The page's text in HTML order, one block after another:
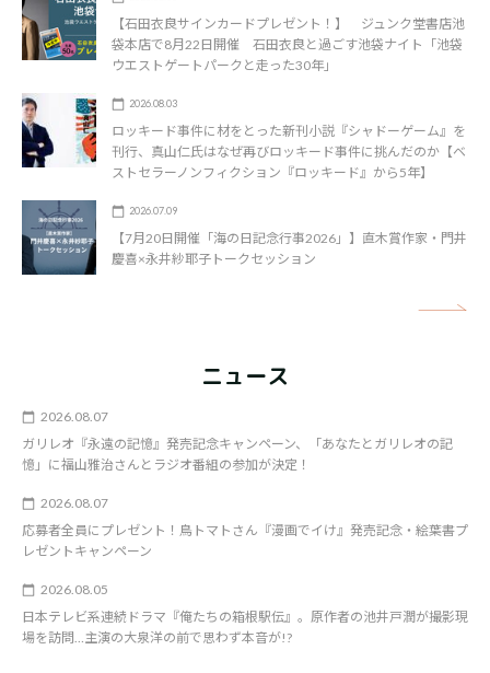
【石田衣良サインカードプレゼント！】 ジュンク堂書店池
袋本店で8月22日開催 石田衣良と過ごす池袋ナイト「池袋
ウエストゲートパークと走った30年」
2026.08.03
ロッキード事件に材をとった新刊小説『シャドーゲーム』を
刊行、真山仁氏はなぜ再びロッキード事件に挑んだのか【ベ
ストセラーノンフィクション『ロッキード』から5年】
2026.07.09
【7月20日開催「海の日記念行事2026」】直木賞作家・門井
慶喜×永井紗耶子トークセッション
ニュース
2026.08.07
ガリレオ『永遠の記憶』発売記念キャンペーン、「あなたとガリレオの記
憶」に福山雅治さんとラジオ番組の参加が決定！
2026.08.07
応募者全員にプレゼント！鳥トマトさん『漫画でイけ』発売記念・絵葉書プ
レゼントキャンペーン
2026.08.05
日本テレビ系連続ドラマ『俺たちの箱根駅伝』。原作者の池井戸潤が撮影現
場を訪問…主演の大泉洋の前で思わず本音が!?